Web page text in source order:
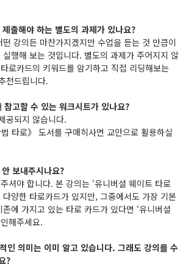
출해야 하는 별도의 과제가 있나요?
강의든 마찬가지겠지만 수업을 듣는 것 만큼이
행해 보는 것입니다. 별도의 과제가 주어지지 않
로카드의 키워드를 암기하고 직접 리딩해보는
천드립니다.
참고할 수 있는 워크시트가 있나요?
공되지 않습니다.
타로》 도서를 구매히사면 교안으로 활용하실
보내주시나요?
셔야 합니다. 본 강의는 ‘유니버셜 웨이트 타로
다양한 타로카드가 있지만, 그중에서도 가장 기본
에 가지고 있는 타로 카드가 있다면 ‘유니버셜
해주세요.
인 의미는 이미 알고 있습니다. 그래도 강의를 수
?